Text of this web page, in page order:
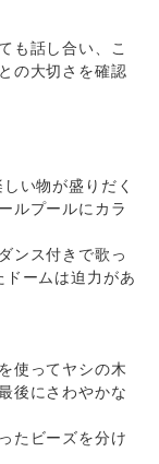
も話し合い、こ
の大切さを確認
い物が盛りだく
ルプールにカラ
ンス付きで歌っ
ームは迫力があ
使ってヤシの木
後にさわやかな
たビーズを分け